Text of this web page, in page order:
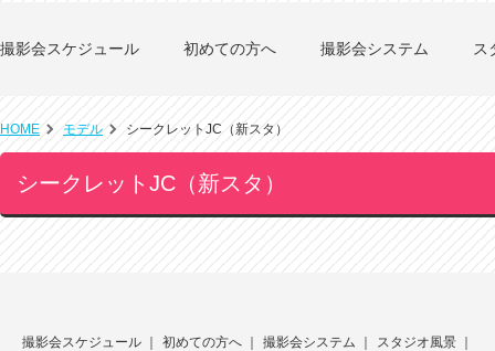
撮影会スケジュール 初めての方へ 撮影会システム ス
HOME モデル シークレットJC（新スタ）
シークレットJC（新スタ）
撮影会スケジュール 初めての方へ 撮影会システム スタジオ風景